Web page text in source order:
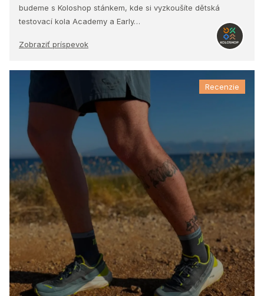
budeme s Koloshop stánkem, kde si vyzkoušíte dětská
testovací kola Academy a Early…
Zobraziť príspevok
Recenzie